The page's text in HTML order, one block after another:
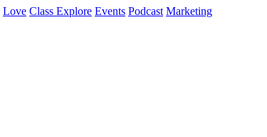
Love Class Explore Events Podcast Marketing